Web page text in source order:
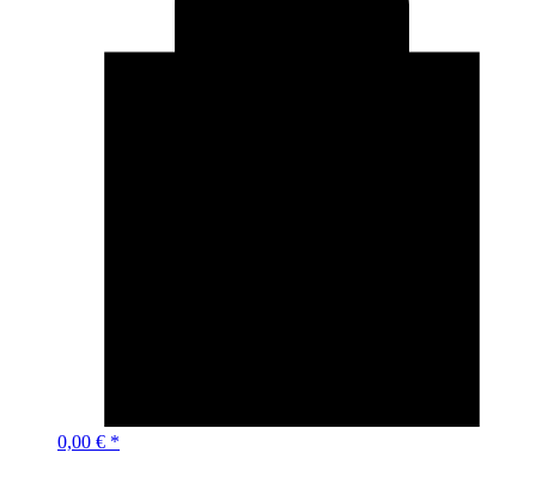
0,00 € *